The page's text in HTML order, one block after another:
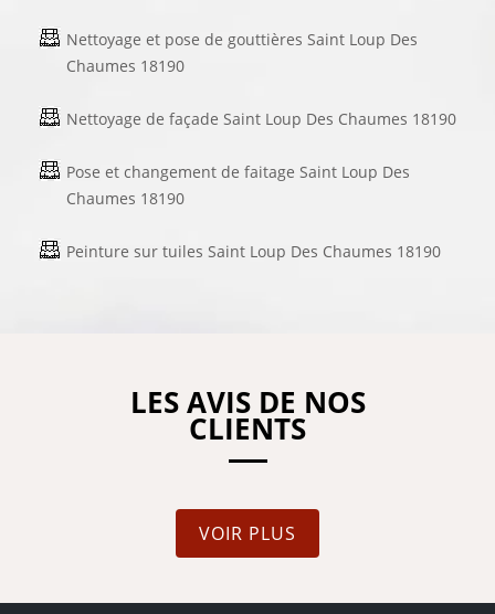
Nettoyage et pose de gouttières Saint Loup Des
Chaumes 18190
Nettoyage de façade Saint Loup Des Chaumes 18190
Pose et changement de faitage Saint Loup Des
Chaumes 18190
Peinture sur tuiles Saint Loup Des Chaumes 18190
LES AVIS DE NOS
CLIENTS
VOIR PLUS